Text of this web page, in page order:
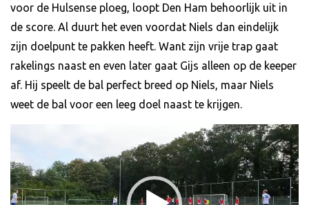
voor de Hulsense ploeg, loopt Den Ham behoorlijk uit in
de score. Al duurt het even voordat Niels dan eindelijk
zijn doelpunt te pakken heeft. Want zijn vrije trap gaat
rakelings naast en even later gaat Gijs alleen op de keeper
af. Hij speelt de bal perfect breed op Niels, maar Niels
weet de bal voor een leeg doel naast te krijgen.